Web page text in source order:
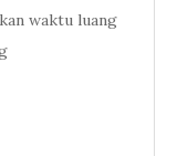
waktu luang